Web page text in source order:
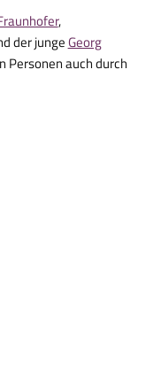
,
der jungeGeorg
Personen auch durch